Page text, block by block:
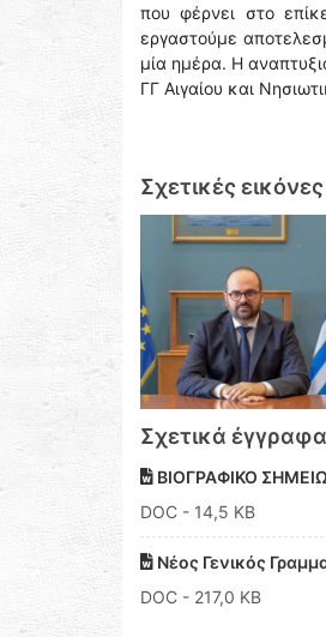
που φέρνει στο
εργαστούμε
μία ημέρα. Η
ΓΓ Αιγαίου και
Σχετικές εικόνες
Σχετικά έγγραφα
ΒΙΟΓΡΑΦΙΚΟ
DOC - 14,5 KB
Νέος Γενικός
DOC - 217,0 KB